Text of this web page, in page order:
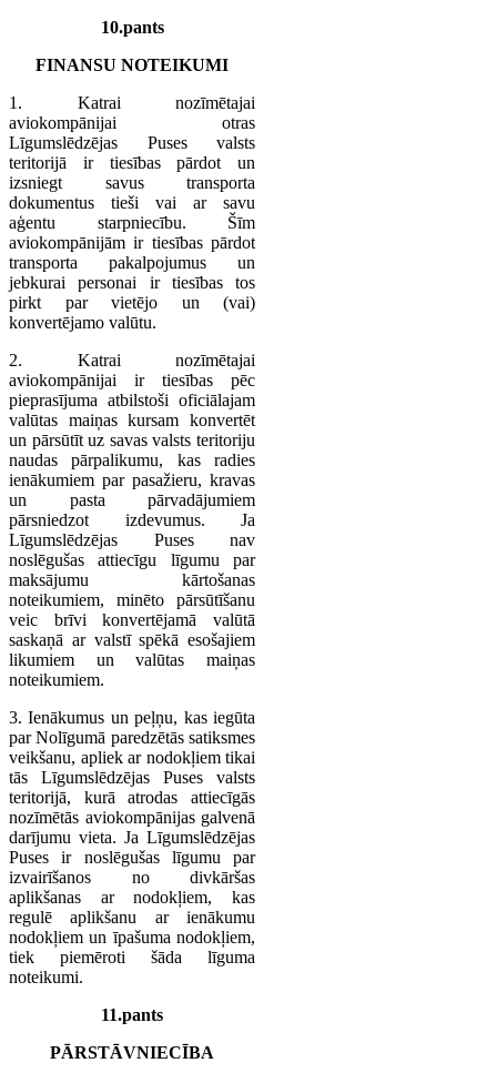
10.pants
FINANSU NOTEIKUMI
1. Katrai nozīmētajai
aviokompānijai otras
Līgumslēdzējas Puses valsts
teritorijā ir tiesības pārdot un
izsniegt savus transporta
dokumentus tieši vai ar savu
aģentu starpniecību. Šīm
aviokompānijām ir tiesības pārdot
transporta pakalpojumus un
jebkurai personai ir tiesības tos
pirkt par vietējo un (vai)
konvertējamo valūtu.
2. Katrai nozīmētajai
aviokompānijai ir tiesības pēc
pieprasījuma atbilstoši oficiālajam
valūtas maiņas kursam konvertēt
un pārsūtīt uz savas valsts teritoriju
naudas pārpalikumu, kas radies
ienākumiem par pasažieru, kravas
un pasta pārvadājumiem
pārsniedzot izdevumus. Ja
Līgumslēdzējas Puses nav
noslēgušas attiecīgu līgumu par
maksājumu kārtošanas
noteikumiem, minēto pārsūtīšanu
veic brīvi konvertējamā valūtā
saskaņā ar valstī spēkā esošajiem
likumiem un valūtas maiņas
noteikumiem.
3. Ienākumus un peļņu, kas iegūta
par Nolīgumā paredzētās satiksmes
veikšanu, apliek ar nodokļiem tikai
tās Līgumslēdzējas Puses valsts
teritorijā, kurā atrodas attiecīgās
nozīmētās aviokompānijas galvenā
darījumu vieta. Ja Līgumslēdzējas
Puses ir noslēgušas līgumu par
izvairīšanos no divkāršas
aplikšanas ar nodokļiem, kas
regulē aplikšanu ar ienākumu
nodokļiem un īpašuma nodokļiem,
tiek piemēroti šāda līguma
noteikumi.
11.pants
PĀRSTĀVNIECĪBA